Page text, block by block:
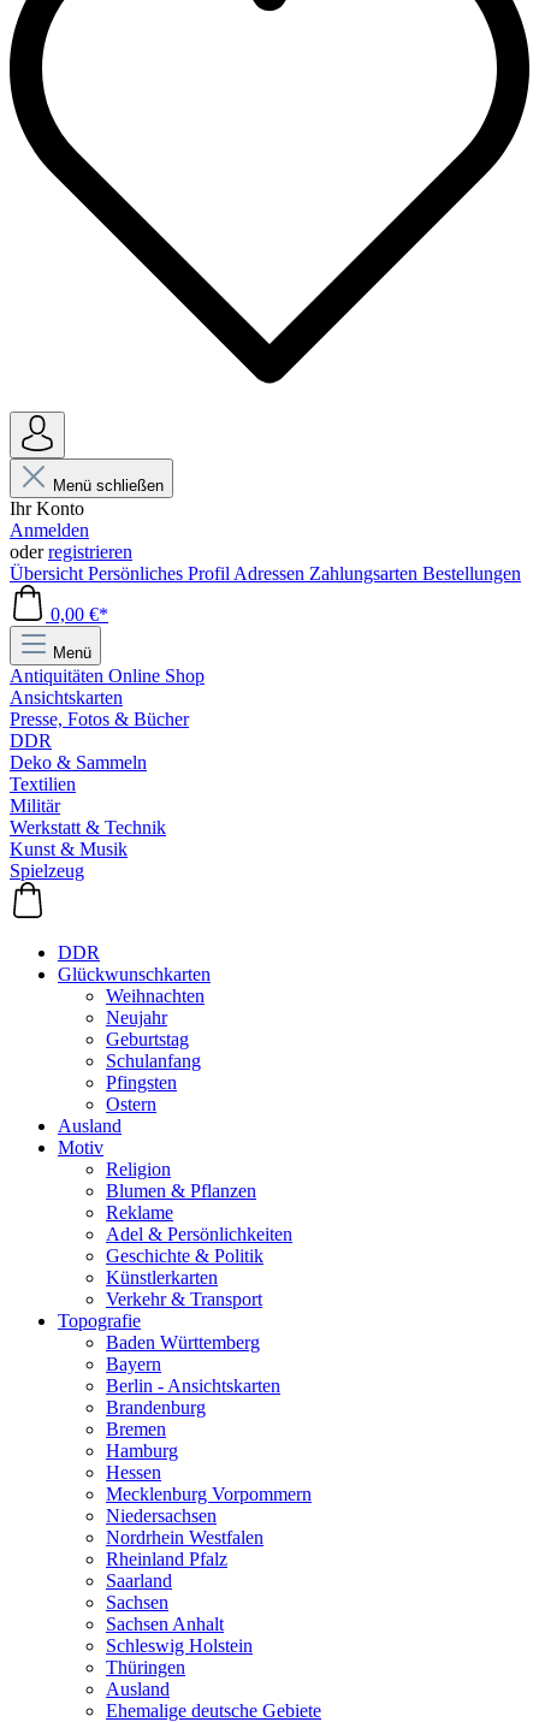
Menü schließen
Ihr Konto
Anmelden
oderregistrieren
Übersicht Persönliches Profil Adressen Zahlungsarten Bestellungen
0,00 €*
Menü
Antiquitäten Online Shop
Ansichtskarten
Presse, Fotos & Bücher
DDR
Deko & Sammeln
Textilien
Militär
Werkstatt & Technik
Kunst & Musik
Spielzeug
DDR
Glückwunschkarten
Weihnachten
Neujahr
Geburtstag
Schulanfang
Pfingsten
Ostern
Ausland
Motiv
Religion
Blumen & Pflanzen
Reklame
Adel & Persönlichkeiten
Geschichte & Politik
Künstlerkarten
Verkehr & Transport
Topografie
Baden Württemberg
Bayern
Berlin - Ansichtskarten
Brandenburg
Bremen
Hamburg
Hessen
Mecklenburg Vorpommern
Niedersachsen
Nordrhein Westfalen
Rheinland Pfalz
Saarland
Sachsen
Sachsen Anhalt
Schleswig Holstein
Thüringen
Ausland
Ehemalige deutsche Gebiete